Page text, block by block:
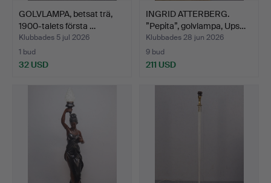
GOLVLAMPA, betsat trä,
1900-talets första …
Klubbades 5 jul 2026
1 bud
32 USD
INGRID ATTERBERG.
”Pepita”, golvlampa, Ups…
Klubbades 28 jun 2026
9 bud
211 USD